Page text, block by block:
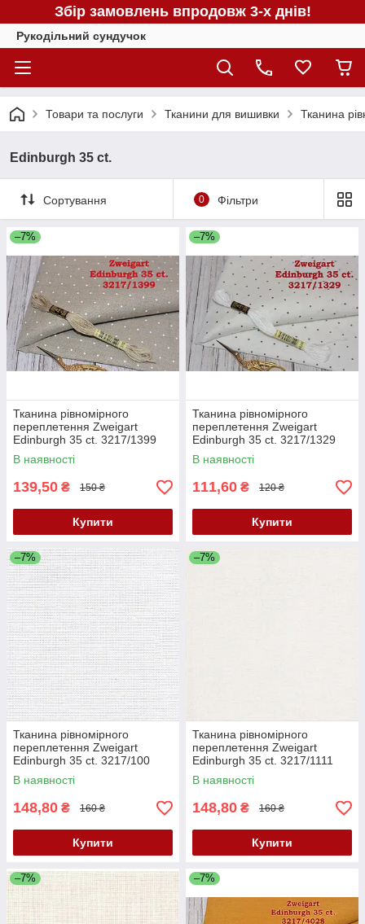
Збір замовлень впродовж 3-х днів!
Рукодільний сундучок
Товари та послуги Тканини для вишивки Тканина
Edinburgh 35 ct.
Сортування 0 Фільтри
–7%
Тканина рівномірного
переплетення Zweigart
Edinburgh 35 ct. 3217/1399
Колір льону з білими міні
точками
В наявності
139,50 ₴ 150 ₴
Купити
–7%
Тканина рівномірного
переплетення Zweigart
Edinburgh 35 ct. 3217/1329
Білий з сірими міні точками
В наявності
111,60 ₴ 120 ₴
Купити
–7%
Тканина рівномірного
переплетення Zweigart
Edinburgh 35 ct. 3217/100
White (білий)
В наявності
148,80 ₴ 160 ₴
Купити
–7%
Тканина рівномірного
переплетення Zweigart
Edinburgh 35 ct. 3217/1111
Opalescent White Clear (білий
з перламутр)
В наявності
148,80 ₴ 160 ₴
Купити
–7% –7%